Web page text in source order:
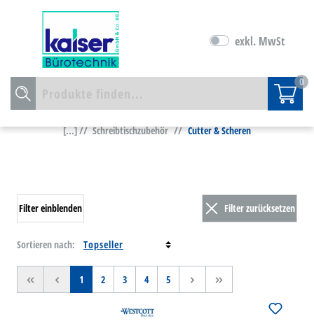
exkl. MwSt
0
[...] //Schreibtischzubehör // Cutter & Scheren
Filter einblenden Filter zurücksetzen
Sortieren nach:
<< < 1 2 3 4 5 > >>